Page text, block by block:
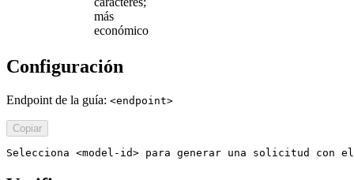
más
económico
Configuración
Endpoint de la guía: <endpoint>
Copiar
Selecciona <model-id> para generar una solicitud con